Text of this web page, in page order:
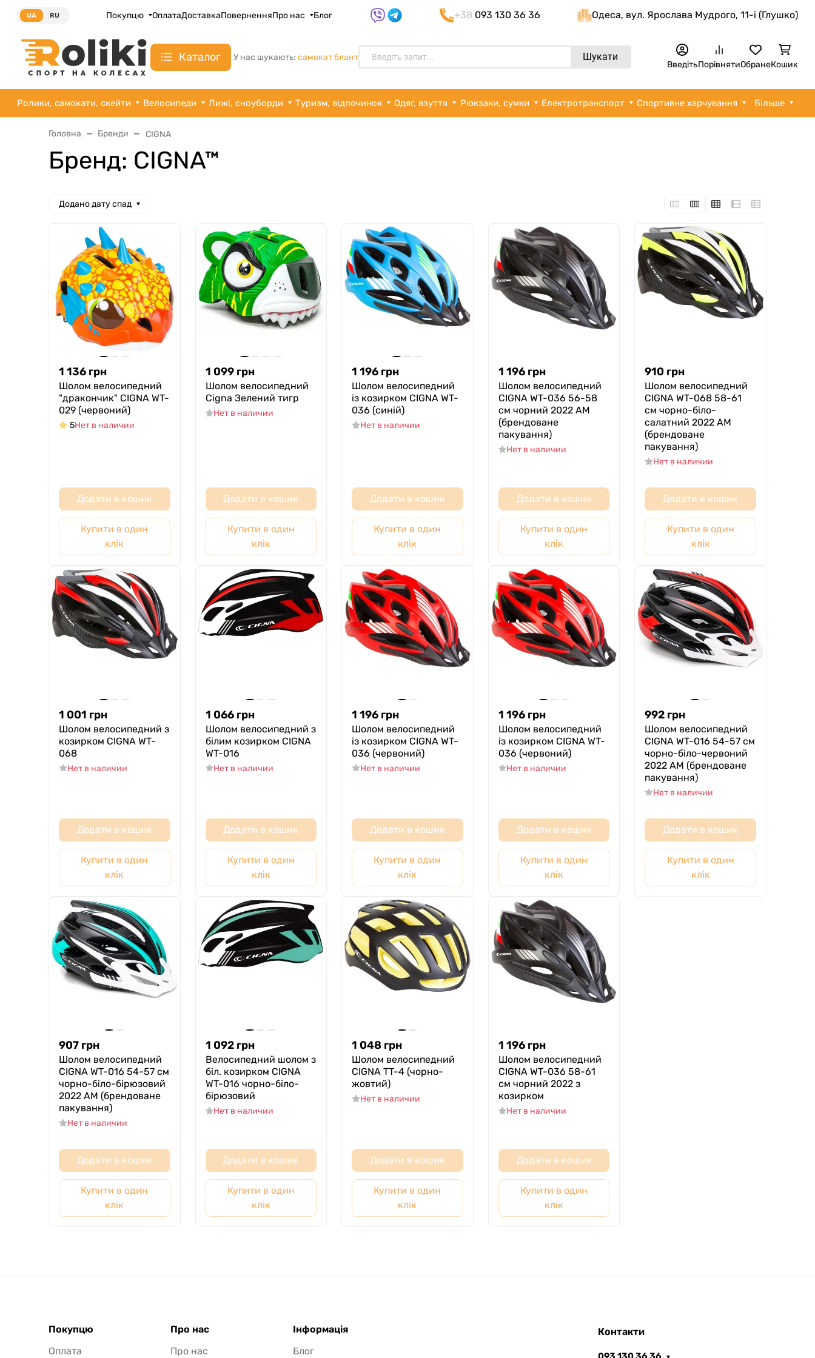
UA RU Покупцю ОплатаДоставкаПоверненняПро нас Блог +38 093 130 36 36 Одеса, вул. Ярослава Мудрого, 11-i (Глушко)
Каталог У нас шукають: самокат блант Шукати
ВведітьПорівнятиОбранеКошик
Ролики, самокати, скейти Велосипеди Лижі, сноуборди Туризм, відпочинок Одяг, взуття Рюкзаки, сумки Електротранспорт Спортивне харчування Більше
Головна Бренди CIGNA
Бренд: CIGNA™
Додано дату спад
1 136 грн
Шолом велосипедний
"дракончик" СIGNA WT-
029 (червоний)
5Нет в наличии
Додати в кошик
Купити в один
клік
1 099 грн
Шолом велосипедний
Cigna Зелений тигр
Нет в наличии
Додати в кошик
Купити в один
клік
1 196 грн
Шолом велосипедний
із козирком СIGNA WT-
036 (синій)
Нет в наличии
Додати в кошик
Купити в один
клік
1 196 грн
Шолом велосипедний
CIGNA WT-036 56-58
см чорний 2022 AM
(брендоване
пакування)
Нет в наличии
Додати в кошик
Купити в один
клік
910 грн
Шолом велосипедний
CIGNA WT-068 58-61
см чорно-біло-
салатний 2022 AM
(брендоване
пакування)
Нет в наличии
Додати в кошик
Купити в один
клік
1 001 грн
Шолом велосипедний з
козирком CIGNA WT-
068
Нет в наличии
Додати в кошик
Купити в один
клік
1 066 грн
Шолом велосипедний з
білим козирком CIGNA
WT-016
Нет в наличии
Додати в кошик
Купити в один
клік
1 196 грн
Шолом велосипедний
із козирком СIGNA WT-
036 (червоний)
Нет в наличии
Додати в кошик
Купити в один
клік
1 196 грн
Шолом велосипедний
із козирком СIGNA WT-
036 (червоний)
Нет в наличии
Додати в кошик
Купити в один
клік
992 грн
Шолом велосипедний
CIGNA WT-016 54-57 см
чорно-біло-червоний
2022 AM (брендоване
пакування)
Нет в наличии
Додати в кошик
Купити в один
клік
907 грн
Шолом велосипедний
CIGNA WT-016 54-57 см
чорно-біло-бiрюзовий
2022 AM (брендоване
пакування)
Нет в наличии
Додати в кошик
Купити в один
клік
1 092 грн
Велосипедний шолом з
біл. козирком СIGNA
WT-016 чорно-біло-
бірюзовий
Нет в наличии
Додати в кошик
Купити в один
клік
1 048 грн
Шолом велосипедний
СIGNA TT-4 (чорно-
жовтий)
Нет в наличии
Додати в кошик
Купити в один
клік
1 196 грн
Шолом велосипедний
CIGNA WT-036 58-61
см чорний 2022 з
козирком
Нет в наличии
Додати в кошик
Купити в один
клік
Покупцю
Оплата
Про нас
Про нас
Інформація
Блог
Контакти